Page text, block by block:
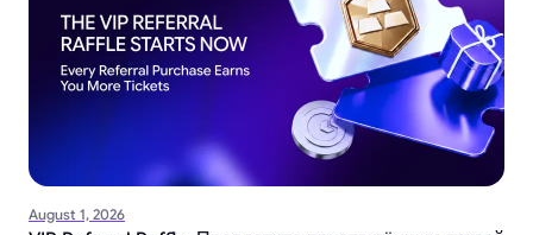
August 1, 2026